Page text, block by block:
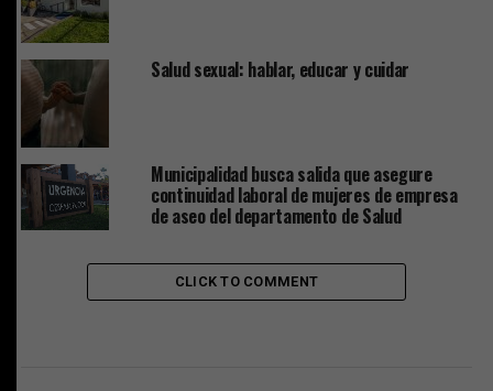
Salud sexual: hablar, educar y cuidar
Municipalidad busca salida que asegure
continuidad laboral de mujeres de empresa
de aseo del departamento de Salud
CLICK TO COMMENT